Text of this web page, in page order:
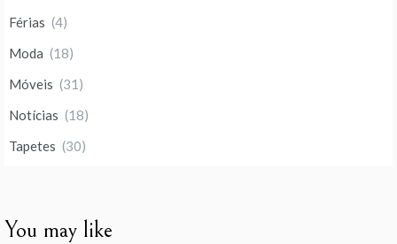
Férias (4)
Moda (18)
Móveis (31)
Notícias (18)
Tapetes (30)
You may like